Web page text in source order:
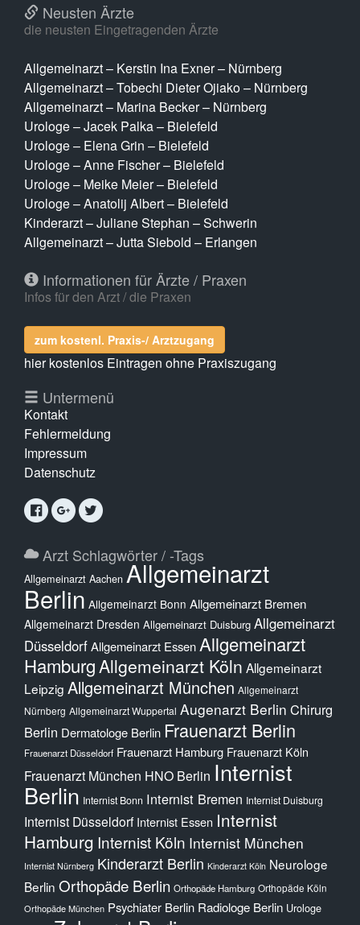
Neusten Ärzte
die neusten Eingetragenden Ärzte
Allgemeinarzt – Kerstin Ina Exner – Nürnberg
Allgemeinarzt – Tobechi Dieter Ojiako – Nürnberg
Allgemeinarzt – Marina Becker – Nürnberg
Urologe – Jacek Palka – Bielefeld
Urologe – Elena Grin – Bielefeld
Urologe – Anne Fischer – Bielefeld
Urologe – Meike Meier – Bielefeld
Urologe – Anatolij Albert – Bielefeld
Kinderarzt – Juliane Stephan – Schwerin
Allgemeinarzt – Jutta Siebold – Erlangen
Informationen für Ärzte / Praxen
Infos für den Arzt / die Praxen
zum kostenl. Praxis-/ Arztzugang
hier kostenlos Eintragen ohne Praxiszugang
Untermenü
Kontakt
Fehlermeldung
Impressum
Datenschutz
Arzt Schlagwörter / -Tags
Allgemeinarzt Aachen Allgemeinarzt
Berlin Allgemeinarzt Bonn Allgemeinarzt Bremen
Allgemeinarzt Dresden Allgemeinarzt Duisburg Allgemeinarzt
DüsseldorfAllgemeinarzt Essen Allgemeinarzt
HamburgAllgemeinarzt Köln Allgemeinarzt
Leipzig Allgemeinarzt München Allgemeinarzt
Nürnberg Allgemeinarzt Wuppertal Augenarzt Berlin Chirurg
Berlin Dermatologe Berlin Frauenarzt Berlin
Frauenarzt Düsseldorf Frauenarzt Hamburg Frauenarzt Köln
Frauenarzt München HNO Berlin Internist
Berlin Internist Bonn Internist Bremen Internist Duisburg
Internist Düsseldorf Internist Essen Internist
Hamburg Internist Köln Internist München
Internist Nürnberg Kinderarzt Berlin Kinderarzt Köln Neurologe
Berlin Orthopäde Berlin Orthopäde Hamburg Orthopäde Köln
Orthopäde München Psychiater Berlin Radiologe Berlin Urologe